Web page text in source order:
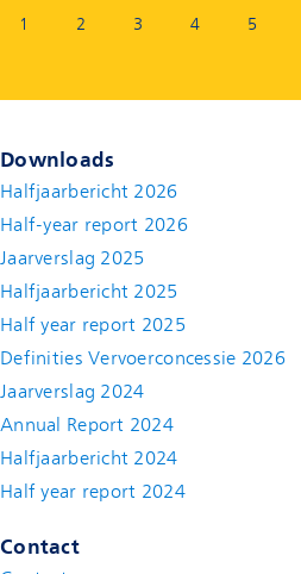
1 2 3 4 5
Downloads
Halfjaarbericht 2026
Half-year report 2026
Jaarverslag 2025
Halfjaarbericht 2025
Half year report 2025
Definities Vervoerconcessie 2026
Jaarverslag 2024
Annual Report 2024
Halfjaarbericht 2024
Half year report 2024(new window)
Contact